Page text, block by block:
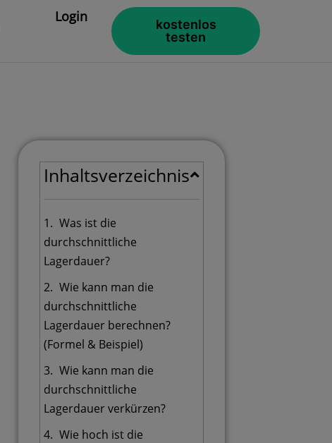
Login
kostenlos
testen
Inhaltsverzeichnis
Was ist die
durchschnittliche
Lagerdauer?
Wie kann man die
durchschnittliche
Lagerdauer berechnen?
(Formel & Beispiel)
Wie kann man die
durchschnittliche
Lagerdauer verkürzen?
Wie hoch ist die